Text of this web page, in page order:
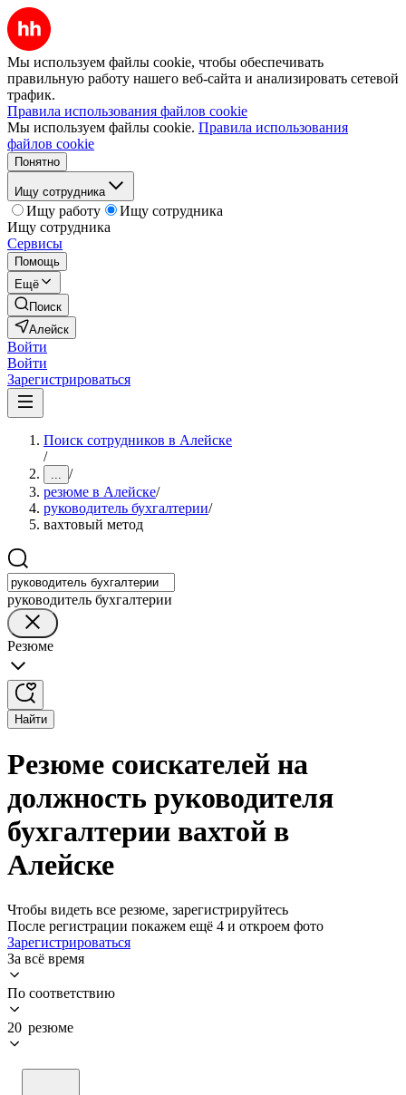
Мы используем файлы cookie, чтобы обеспечивать
правильную работу нашего веб-сайта и анализировать сетевой
трафик.
Правила использования файлов cookie
Мы используем файлы cookie. Правила использования
файлов cookie
Понятно
Ищу сотрудника
Ищу работу
Ищу сотрудника
Ищу сотрудника
Сервисы
Помощь
Ещё
Поиск
Алейск
Войти
Войти
Зарегистрироваться
Поиск сотрудников в Алейске
/
... /
резюме в Алейске/
руководитель бухгалтерии/
вахтовый метод
руководитель бухгалтерии
Резюме
Найти
Резюме соискателей на
должность руководителя
бухгалтерии вахтой в
Алейске
Чтобы видеть все резюме, зарегистрируйтесь
После регистрации покажем ещё 4 и откроем фото
Зарегистрироваться
За всё время
По соответствию
20 резюме